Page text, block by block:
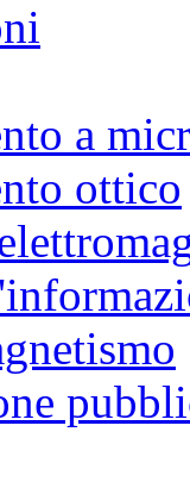
a
ottico